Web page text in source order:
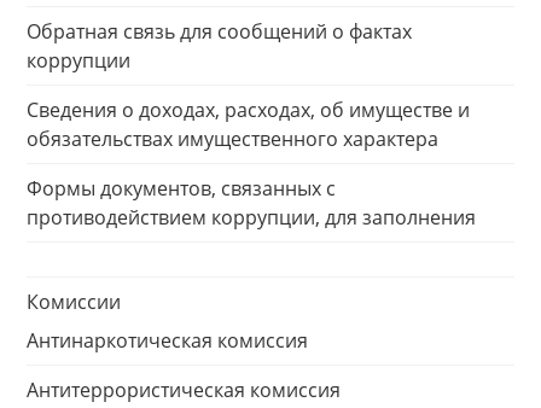
Обратная связь для сообщений о фактах
коррупции
Сведения о доходах, расходах, об имуществе и
обязательствах имущественного характера
Формы документов, связанных с
противодействием коррупции, для заполнения
Комиссии
Антинаркотическая комиссия
Антитеррористическая комиссия